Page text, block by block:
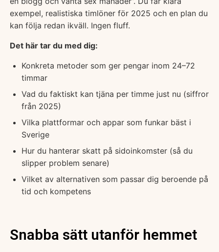
exempel, realistiska timlöner för 2025 och en plan du
kan följa redan ikväll. Ingen fluff.
Det här tar du med dig:
Konkreta metoder som ger pengar inom 24–72
timmar
Vad du faktiskt kan tjäna per timme just nu (siffror
från 2025)
Vilka plattformar och appar som funkar bäst i
Sverige
Hur du hanterar skatt på sidoinkomster (så du
slipper problem senare)
Vilket av alternativen som passar dig beroende på
tid och kompetens
Snabba sätt utanför hemmet